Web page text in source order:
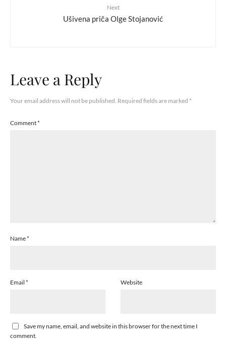
Next
Ušivena priča Olge Stojanović
Leave a Reply
Your email address will not be published. Required fields are marked *
Comment*
Name*
Email * Website
Save my name, email, and website in this browser for the next time I
comment.